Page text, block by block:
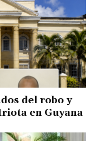
del robo y
en Guyana